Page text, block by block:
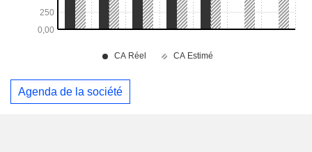
Agenda de la société